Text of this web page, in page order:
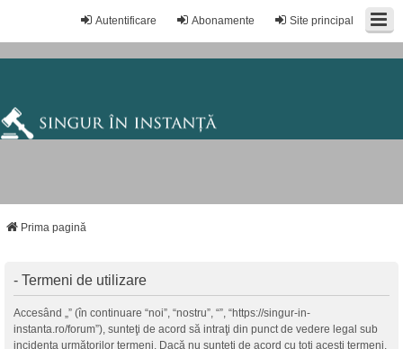
Site principal
Abonamente
Autentificare
Prima pagină
- Termeni de utilizare
Accesând „” (în continuare “noi”, “nostru”, “”, “https://singur-in-
instanta.ro/forum”), sunteţi de acord să intraţi din punct de vedere legal sub
incidenţa următorilor termeni. Dacă nu sunteţi de acord cu toţi aceşti termeni,